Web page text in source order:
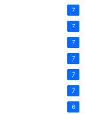
7
7
7
7
7
7
6